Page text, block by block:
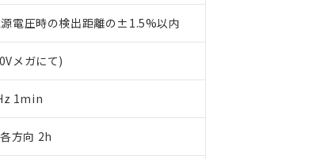
電圧時の検出距離の±1.5%以内
メガにて)
1min
方向 2h
、"個人情報の共同利用に関して"
ードすることができます。
基準）
有を証明するもので、過去に遡って非含有を証明するも
ステル類４物質の対応では、対応完了までの期間は出荷
応日を記載しておりました。
切替を完了していることから、特段のことがない限り、